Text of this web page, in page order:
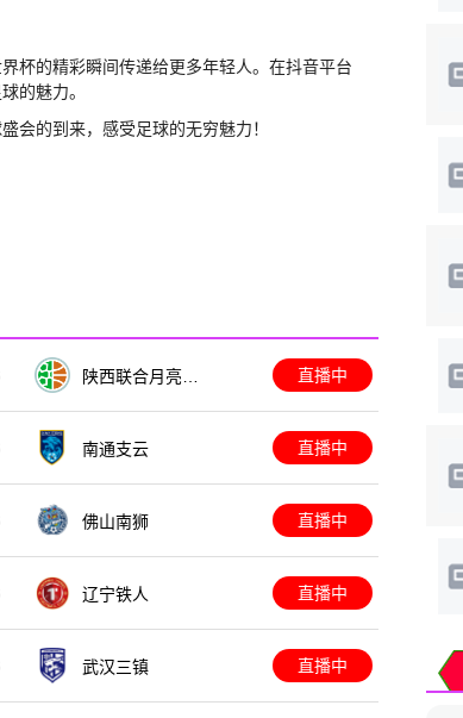
杯的精彩瞬间传递给更多年轻人。在抖音平台
的魅力。
会的到来，感受足球的无穷魅力！
陕西联合月亮泊
直播中
南通支云 直播中
佛山南狮 直播中
辽宁铁人 直播中
武汉三镇 直播中